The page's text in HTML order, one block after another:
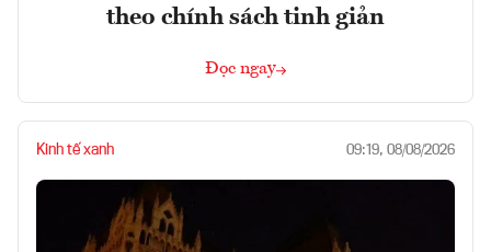
theo chính sách tinh giản
Đọc ngay
Kinh tế xanh 09:19, 08/08/2026